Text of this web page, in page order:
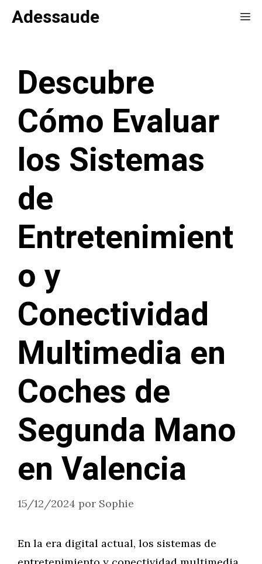
SaltarAdessaude
Descubre
Cómo Evaluar
los Sistemas
de
Entretenimient
o y
Conectividad
Multimedia en
Coches de
Segunda Mano
en Valencia
15/12/2024 por Sophie
En la era digital actual, los sistemas de